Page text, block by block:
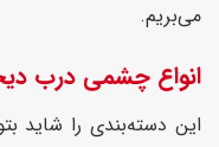
می‌بریم.
انواع چشمی درب
این دسته‌بندی را شاید